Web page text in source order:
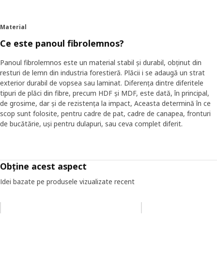
Material
Ce este panoul fibrolemnos?
Panoul fibrolemnos este un material stabil și durabil, obținut din
resturi de lemn din industria forestieră. Plăcii i se adaugă un strat
exterior durabil de vopsea sau laminat. Diferența dintre diferitele
tipuri de plăci din fibre, precum HDF și MDF, este dată, în principal,
de grosime, dar și de rezistența la impact, Aceasta determină în ce
scop sunt folosite, pentru cadre de pat, cadre de canapea, fronturi
de bucătărie, uși pentru dulapuri, sau ceva complet diferit.
Obține acest aspect
Idei bazate pe produsele vizualizate recent